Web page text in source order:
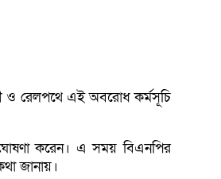
ও রেলপথে এই অবরোধ কর্মসূচি
করেন। এ সময় বিএনপির
জানায়।